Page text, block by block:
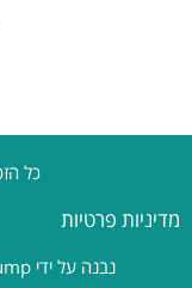
כל
מדיניות פרטיות
נבנה על ידי